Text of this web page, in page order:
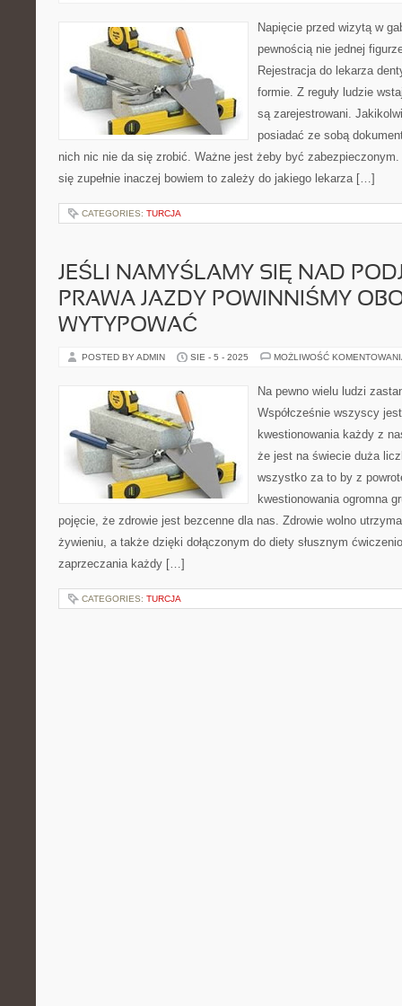
Napięcie przed wizytą w
pewnością nie jednej
Rejestracja do lekarza
formie. Z reguły ludzie
są zarejestrowani.
posiadać ze sobą
nich nic nie da się zrobić. Ważne jest żeby być
się zupełnie inaczej bowiem to zależy do jakiego lekarza […]
CATEGORIES: TURCJA
JEŚLI NAMYŚLAMY SIĘ NAD
PRAWA JAZDY POWINNIŚMY
WYTYPOWAĆ
POSTED BY ADMIN SIE - 5 - 2025 MOŻLIWOŚĆ
Na pewno wielu ludzi
Współcześnie wszyscy
kwestionowania każdy z
że jest na świecie duża
wszystko za to by z
kwestionowania ogromna
pojęcie, że zdrowie jest bezcenne dla nas. Zdrowie wolno
żywieniu, a także dzięki dołączonym do diety słusznym
zaprzeczania każdy […]
CATEGORIES: TURCJA